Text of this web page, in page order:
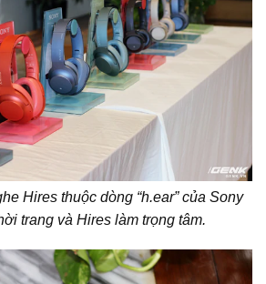
Hires thuộc dòng “h.ear” của Sony
trang và Hires làm trọng tâm.